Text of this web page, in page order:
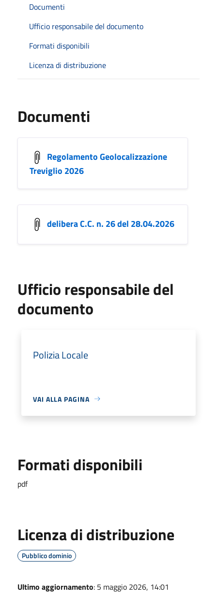
Documenti
Ufficio responsabile del documento
Formati disponibili
Licenza di distribuzione
Documenti
Regolamento Geolocalizzazione
Treviglio 2026
delibera C.C. n. 26 del 28.04.2026
Ufficio responsabile del
documento
Polizia Locale
VAI ALLA PAGINA
Formati disponibili
pdf
Licenza di distribuzione
Pubblico dominio
Ultimo aggiornamento: 5 maggio 2026, 14:01